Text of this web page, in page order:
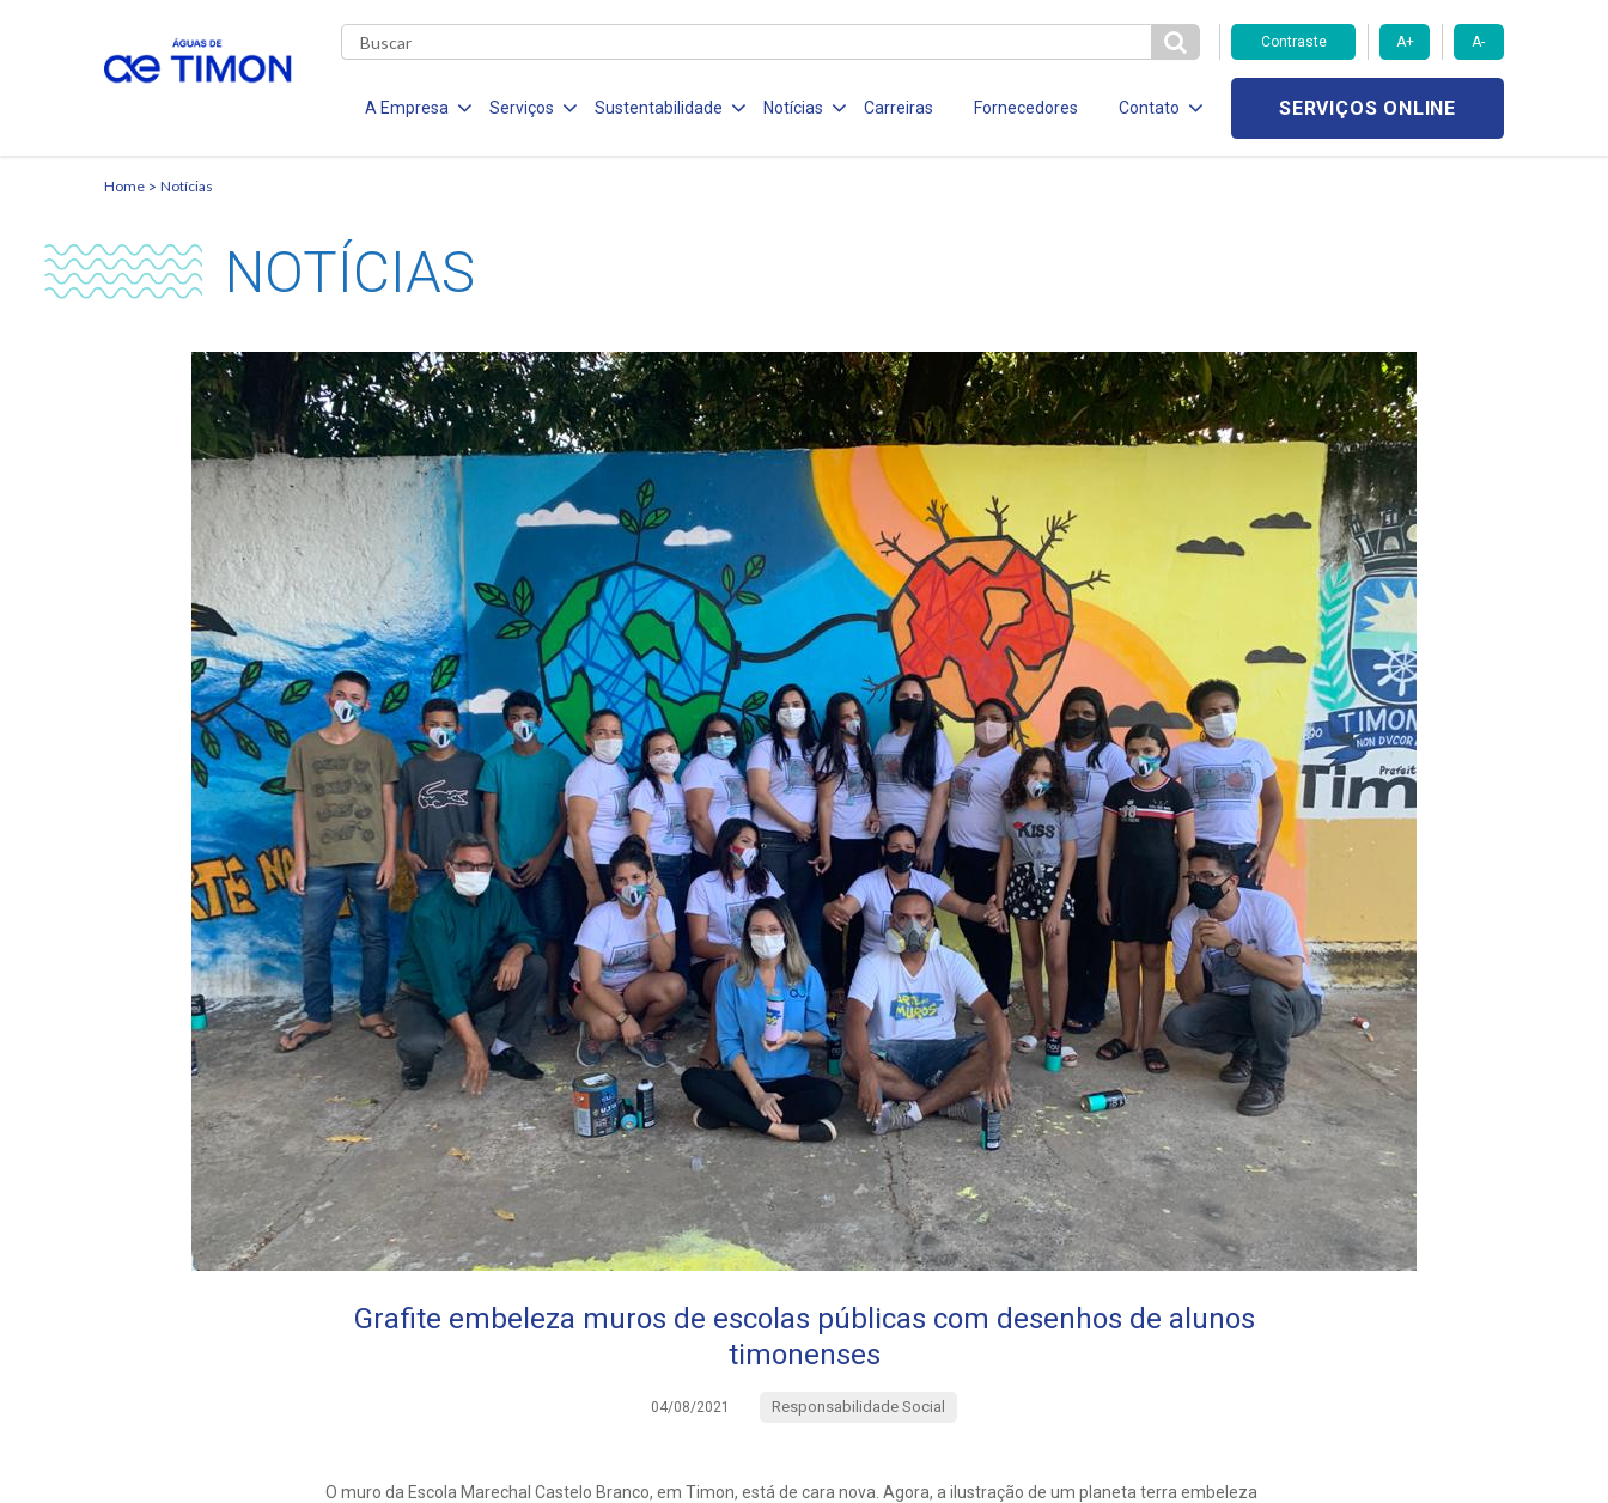
Contraste A+ A-
A Empresa Serviços Sustentabilidade Notícias Carreiras Fornecedores Contato SERVIÇOS ONLINE
Home Notícias
NOTÍCIAS
Grafite embeleza muros de escolas públicas com desenhos de alunos
timonenses
04/08/2021 Responsabilidade Social
O muro da Escola Marechal Castelo Branco, em Timon, está de cara nova. Agora, a ilustração de um planeta terra embeleza